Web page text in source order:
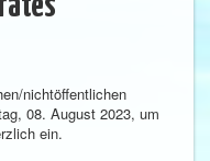
nichtöffentlichen
08. August 2023, um
ein.